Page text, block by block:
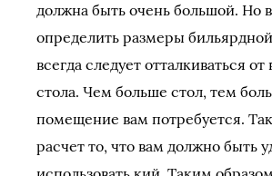
должна быть очень большой. Но
определить размеры
всегда следует отталкиваться
стола. Чем больше стол, тем
помещение вам потребуется.
расчет то, что вам должно быть